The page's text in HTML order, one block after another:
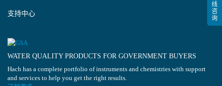
支持中心
WATER QUALITY PRODUCTS FOR GOVERNMENT BUYERS
Hach has a complete portfolio of instruments and chemistries with support
and services to help you get the right results.